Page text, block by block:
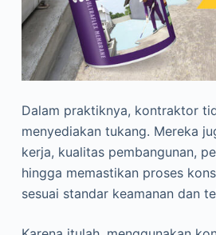
Dalam praktiknya, kontraktor
menyediakan tukang. Mereka
kerja, kualitas pembangunan,
hingga memastikan proses
sesuai standar keamanan dan